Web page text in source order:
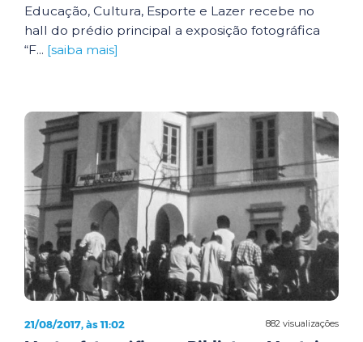
Educação, Cultura, Esporte e Lazer recebe no
hall do prédio principal a exposição fotográfica
“F... [saiba mais]
882 visualizações
21/08/2017, às 11:02